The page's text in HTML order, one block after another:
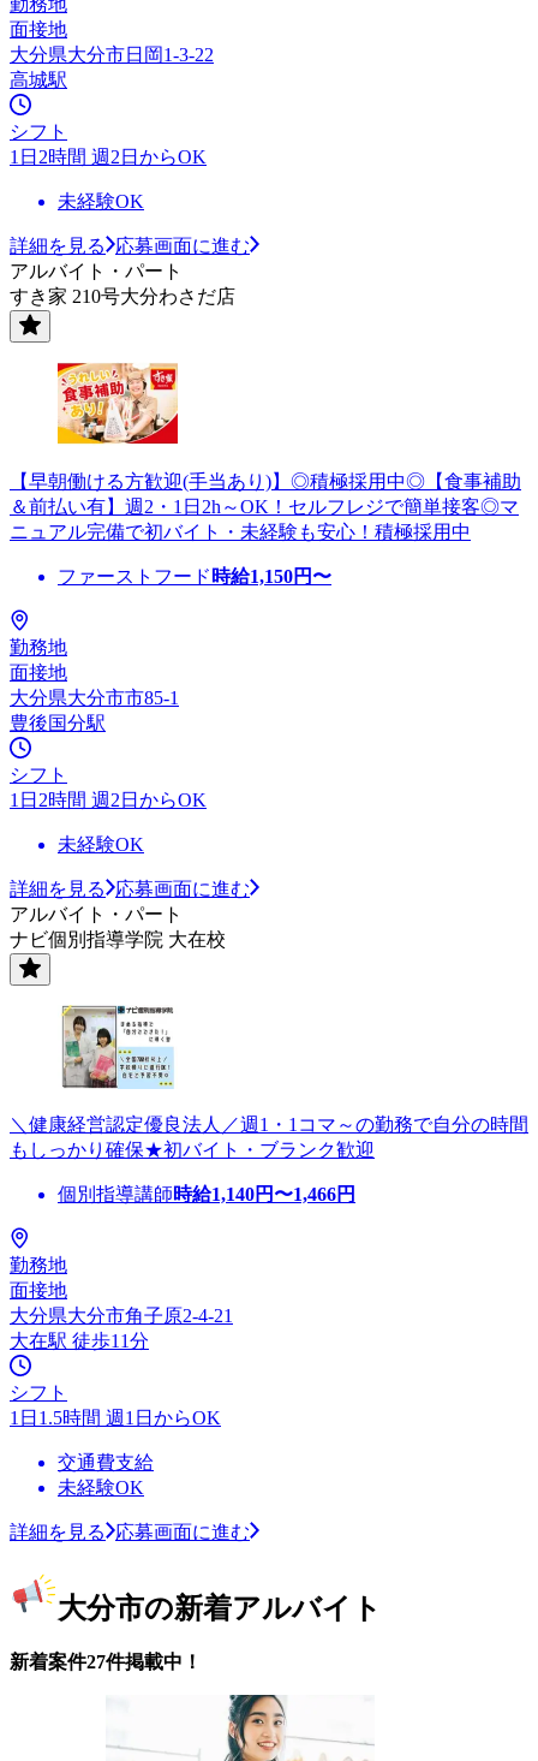
面接地
大分県大分市日岡1-3-22
高城駅
シフト
1日2時間 週2日からOK
未経験OK
詳細を見る
応募画面に進む
アルバイト・パート
すき家 210号大分わさだ店
【早朝働ける方歓迎(手当あり)】◎積極採用中◎【食事補助
＆前払い有】週2・1日2h～OK！セルフレジで簡単接客◎マ
ニュアル完備で初バイト・未経験も安心！積極採用中
ファーストフード 時給1,150円〜
勤務地
面接地
大分県大分市市85-1
豊後国分駅
シフト
1日2時間 週2日からOK
未経験OK
詳細を見る
応募画面に進む
アルバイト・パート
ナビ個別指導学院 大在校
＼健康経営認定優良法人／週1・1コマ～の勤務で自分の時間
もしっかり確保★初バイト・ブランク歓迎
個別指導講師時給1,140円〜1,466円
勤務地
面接地
大分県大分市角子原2-4-21
大在駅 徒歩11分
シフト
1日1.5時間 週1日からOK
交通費支給
未経験OK
詳細を見る 応募画面に進む
大分市の新着アルバイト
新着案件27件掲載中！